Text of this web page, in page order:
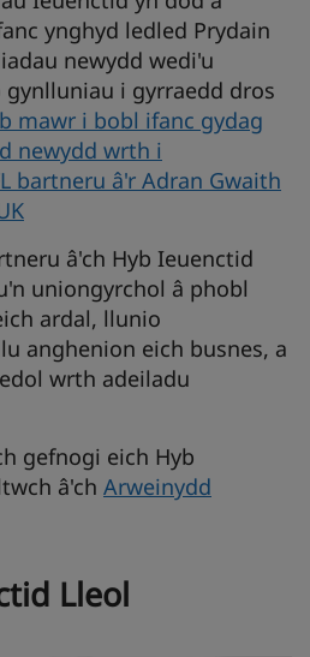
ynghyd ledled Prydain
newydd wedi'u
i gyrraedd dros
mawr i bobl ifanc gydag
newydd wrth i
bartneru â'r Adran Gwaith
â'ch Hyb Ieuenctid
uniongyrchol â phobl
ardal, llunio
anghenion eich busnes, a
wrth adeiladu
gefnogi eich Hyb
â'ch Arweinydd
Lleol